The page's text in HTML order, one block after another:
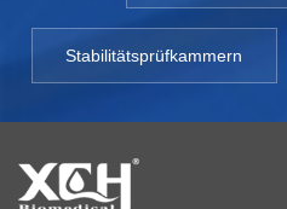
zuerst Medikamente/
wird das Produkt zuerst in
gefolgt von der endgültigen
Aber was macht
lichtunbeständig und wie
Stabilitätsprüfkammern